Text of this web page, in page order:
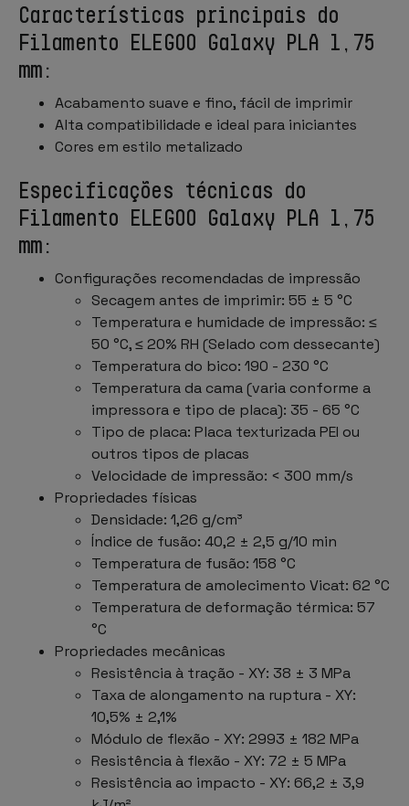
Características principais do
Filamento ELEGOO Galaxy PLA 1,75
mm:
Acabamento suave e fino, fácil de imprimir
Alta compatibilidade e ideal para iniciantes
Cores em estilo metalizado
Especificações técnicas do
Filamento ELEGOO Galaxy PLA 1,75
mm:
Configurações recomendadas de impressão
Secagem antes de imprimir: 55 ± 5 °C
Temperatura e humidade de impressão: ≤
50 °C, ≤ 20% RH (Selado com dessecante)
Temperatura do bico: 190 - 230 °C
Temperatura da cama (varia conforme a
impressora e tipo de placa): 35 - 65 °C
Tipo de placa: Placa texturizada PEI ou
outros tipos de placas
Velocidade de impressão: < 300 mm/s
Propriedades físicas
Densidade: 1,26 g/cm³
Índice de fusão: 40,2 ± 2,5 g/10 min
Temperatura de fusão: 158 °C
Temperatura de amolecimento Vicat: 62 °C
Temperatura de deformação térmica: 57
°C
Propriedades mecânicas
Resistência à tração - XY: 38 ± 3 MPa
Taxa de alongamento na ruptura - XY:
10,5% ± 2,1%
Módulo de flexão - XY: 2993 ± 182 MPa
Resistência à flexão - XY: 72 ± 5 MPa
Resistência ao impacto - XY: 66,2 ± 3,9